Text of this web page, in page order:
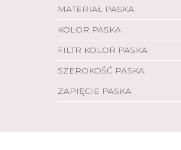
MATERIAŁ PASKA
KOLOR PASKA
FILTR KOLOR PASKA
SZEROKOŚĆ PASKA
ZAPIĘCIE PASKA